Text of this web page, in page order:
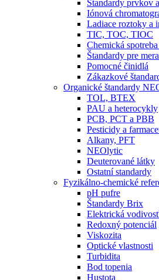
Štandardy prvkov
Iónová
Ladiace roztoky a
TIC, TOC, TIOC
Chemická
Štandardy pre
Pomocné činidlá
Zákazkové
Organické štandardy
TOL, BTEX
PAU a heterocykly
PCB, PCT a PBB
Pesticidy a
Alkany, PFT
NEOlytic
Deuterované látky
Ostatní standardy
Fyzikálno-chemické
pH pufre
Štandardy Brix
Elektrická
Redoxný potenciál
Viskozita
Optické vlastnosti
Turbidita
Bod topenia
Hustota